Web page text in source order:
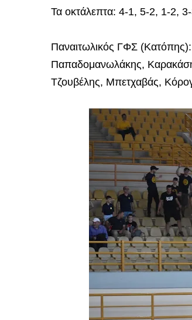
Τα οκτάλεπτα: 4-1, 5-2, 1-2,
Παναιτωλικός ΓΦΣ
Παπαδομανωλάκης,
Τζουβέλης, Μπετχαβάς,